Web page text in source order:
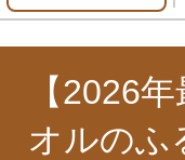
【2026
オルのふ